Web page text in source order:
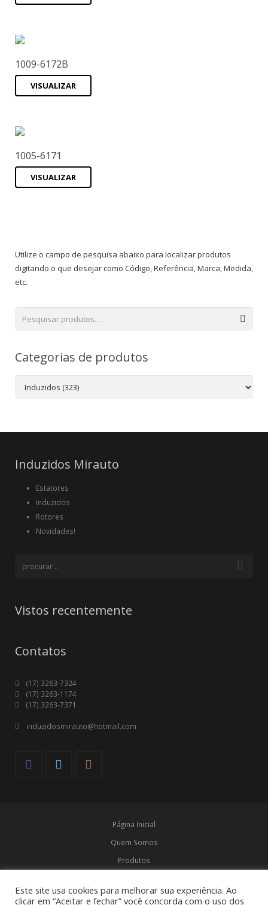
1009-6172B
VISUALIZAR
1005-6171
VISUALIZAR
Utilize o campo de pesquisa abaixo para localizar produtos
digitando o que desejar como Código, Referência, Marca, Medida,
etc.
Categorias de produtos
Induzidos Mirauto
Estatores
Induzidos
Rotores
Novidades!
Vistos recentemente
Contatos
(17) 3263-7324
(17) 3263-1174
(17) 3263-7371
induzidosmirauto@hotmail.com
Página Inicial
Quem Somos
Produtos
Contato
Este site usa cookies para melhorar sua experiência. Ao
clicar em “Aceitar e fechar” você concorda com o uso dos